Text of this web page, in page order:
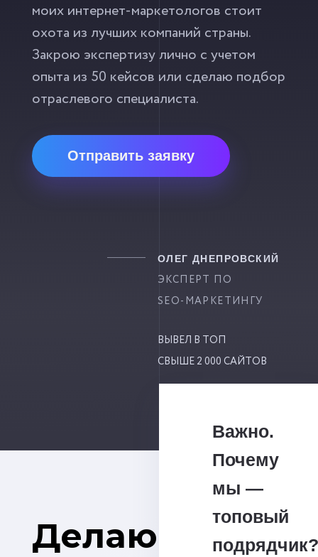
моих интернет-маркетологов стоит
охота из лучших компаний страны.
Закрою экспертизу лично с учетом
опыта из 50 кейсов или сделаю подбор
отраслевого специалиста.
Отправить заявку
ОЛЕГ ДНЕПРОВСКИЙ
ЭКСПЕРТ ПО
SEO-МАРКЕТИНГУ
ВЫВЕЛ В ТОП
СВЫШЕ 2 000 САЙТОВ
Делаю
Важно.
Почему
мы —
топовый
подрядчик?